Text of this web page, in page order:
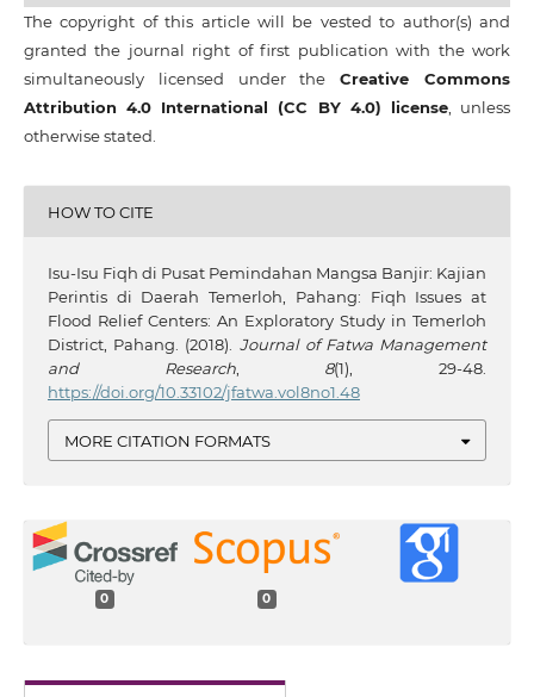
The copyright of this article will be vested to author(s) and
granted the journal right of first publication with the work
simultaneously licensed under theCreative Commons
Attribution 4.0 International (CC BY 4.0) license, unless
otherwise stated.
HOW TO CITE
Isu-Isu Fiqh di Pusat Pemindahan Mangsa Banjir: Kajian
Perintis di Daerah Temerloh, Pahang: Fiqh Issues at
Flood Relief Centers: An Exploratory Study in Temerloh
District, Pahang. (2018). Journal of Fatwa Management
and Research, 8(1), 29-48.
https://doi.org/10.33102/jfatwa.vol8no1.48
MORE CITATION FORMATS
0 0